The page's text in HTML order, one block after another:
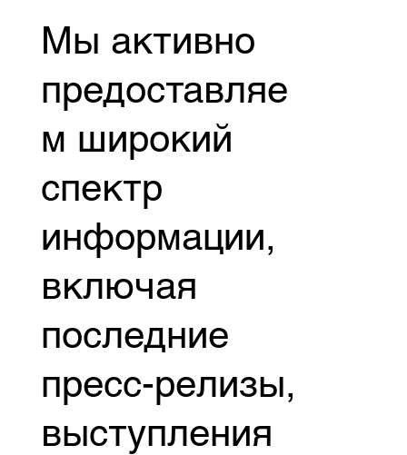
Мы активно
предоставляе
м широкий
спектр
информации,
включая
последние
пресс-релизы,
выступления